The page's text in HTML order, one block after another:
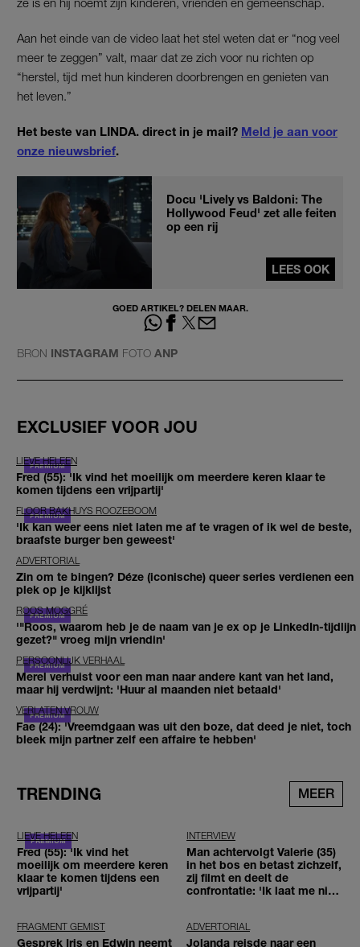
Aan het einde van de video laat het stel weten dat er “nog veel
meer te zeggen” valt, maar dat ze zich voor nu richten op
“herstel, tijd met hun kinderen doorbrengen en genieten van
het leven.”
Het beste van LINDA. direct in je mail? Meld je aan voor
onze nieuwsbrief.
Docu 'Lively vs Baldoni: The
Hollywood Feud' zet alle feiten
op een rij
LEES OOK
GOED ARTIKEL? DELEN MAAR.
BRON INSTAGRAM FOTO ANP
EXCLUSIEF VOOR JOU
LIEVE HELEEN
Fred (55): 'Ik vind het moeilijk om meerdere keren klaar te
komen tijdens een vrijpartij'
FLOOR BAKHUYS ROOZEBOOM
'Ik kan weer eens niet laten me af te vragen of ik wel de beste,
braafste burger ben geweest'
ADVERTORIAL
Zin om te bingen? Déze (iconische) queer series verdienen een
plek op je kijklijst
ROOS MOGGRÉ
'"Roos, waarom heb je de naam van je ex op je LinkedIn-tijdlijn
gezet?" vroeg mijn vriendin'
PERSOONLIJK VERHAAL
Merel verhuist voor een man naar andere kant van het land,
maar hij verdwijnt: 'Huur al maanden niet betaald'
VERLATEN VROUW
Fae (24): 'Vreemdgaan was uit den boze, dat deed je niet, toch
bleek mijn partner zelf een affaire te hebben'
TRENDING MEER
LIEVE HELEEN
Fred (55): 'Ik vind het
moeilijk om meerdere keren
klaar te komen tijdens een
vrijpartij'
INTERVIEW
Man achtervolgt Valerie (35)
in het bos en betast zichzelf,
zij filmt en deelt de
confrontatie: 'Ik laat me niet
FRAGMENT GEMIST
Gesprek Iris en Edwin neemt
ADVERTORIAL
Jolanda reisde naar een